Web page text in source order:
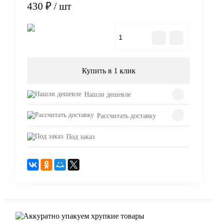
430 ₽ / шт
Купить в 1 клик
Нашли дешевле
Рассчитать доставку
Под заказ